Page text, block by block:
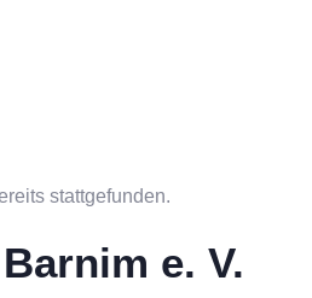
stattgefunden.
e. V.